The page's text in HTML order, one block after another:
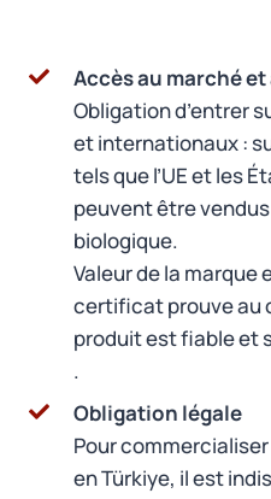
Accès au marché
Obligation d’entrer
et internationaux :
tels que l’UE et les
peuvent être
biologique.
Valeur de la marque
certificat prouve au
produit est fiable et
.
Obligation légale
Pour
en Türkiye, il est